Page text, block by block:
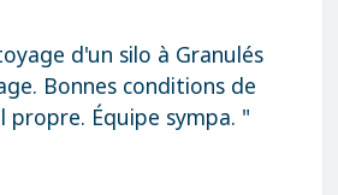
d'un silo à Granulés
Bonnes conditions de
propre. Équipe sympa. "